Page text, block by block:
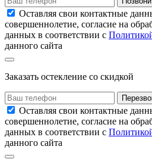
Оставляя свои контактные
совершеннолетие, согласие на
данных в соответствии с
данного сайта
Заказать остекление со скидкой
Оставляя свои контактные
совершеннолетие, согласие на
данных в соответствии с
данного сайта